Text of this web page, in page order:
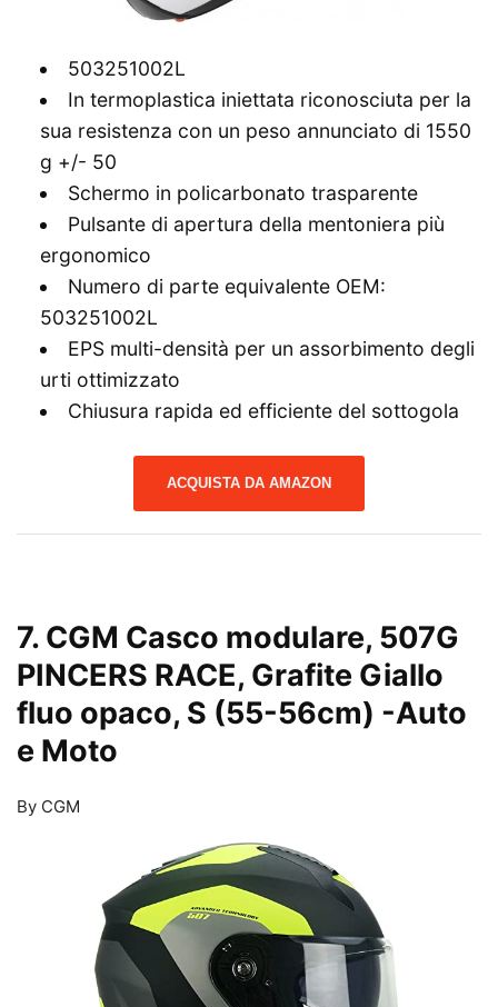
503251002L
In termoplastica iniettata riconosciuta per la
sua resistenza con un peso annunciato di 1550
g +/- 50
Schermo in policarbonato trasparente
Pulsante di apertura della mentoniera più
ergonomico
Numero di parte equivalente OEM:
503251002L
EPS multi-densità per un assorbimento degli
urti ottimizzato
Chiusura rapida ed efficiente del sottogola
ACQUISTA DA AMAZON
7. CGM Casco modulare, 507G
PINCERS RACE, Grafite Giallo
fluo opaco, S (55-56cm) -Auto
e Moto
By CGM